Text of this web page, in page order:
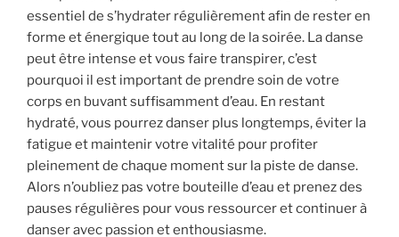
essentiel de s’hydrater régulièrement afin de rester en
forme et énergique tout au long de la soirée. La danse
peut être intense et vous faire transpirer, c’est
pourquoi il est important de prendre soin de votre
corps en buvant suffisamment d’eau. En restant
hydraté, vous pourrez danser plus longtemps, éviter la
fatigue et maintenir votre vitalité pour profiter
pleinement de chaque moment sur la piste de danse.
Alors n’oubliez pas votre bouteille d’eau et prenez des
pauses régulières pour vous ressourcer et continuer à
danser avec passion et enthousiasme.